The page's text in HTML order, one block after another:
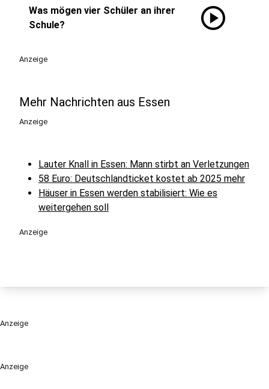
Anzeige
Was mögen vier Schüler an ihrer
Schule?
play_circle
Anzeige
Mehr Nachrichten aus Essen
Anzeige
Lauter Knall in Essen: Mann stirbt an Verletzungen
58 Euro: Deutschlandticket kostet ab 2025 mehr
Häuser in Essen werden stabilisiert: Wie es
weitergehen soll
Anzeige
Anzeige